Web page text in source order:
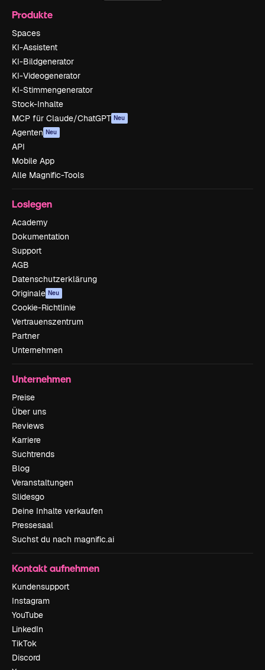
Produkte
Spaces
KI-Assistent
KI-Bildgenerator
KI-Videogenerator
KI-Stimmengenerator
Stock-Inhalte
MCP für Claude/ChatGPT Neu
Agenten Neu
API
Mobile App
Alle Magnific-Tools
Loslegen
Academy
Dokumentation
Support
AGB
Datenschutzerklärung
Originale Neu
Cookie-Richtlinie
Vertrauenszentrum
Partner
Unternehmen
Unternehmen
Preise
Über uns
Reviews
Karriere
Suchtrends
Blog
Veranstaltungen
Slidesgo
Deine Inhalte verkaufen
Pressesaal
Suchst du nach magnific.ai
Kontakt aufnehmen
Kundensupport
Instagram
YouTube
LinkedIn
TikTok
Discord